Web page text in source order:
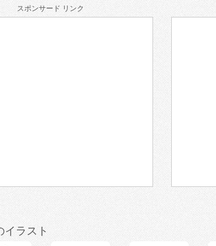
スポンサード リンク
イラスト